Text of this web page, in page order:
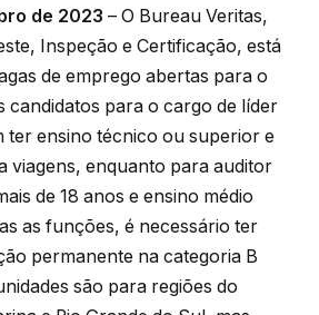
de 2023 – O Bureau Veritas,
Inspeção e Certificação, está
de emprego abertas para o
candidatos para o cargo de líder
ter ensino técnico ou superior e
viagens, enquanto para auditor
de 18 anos e ensino médio
as funções, é necessário ter
permanente na categoria B
são para regiões do